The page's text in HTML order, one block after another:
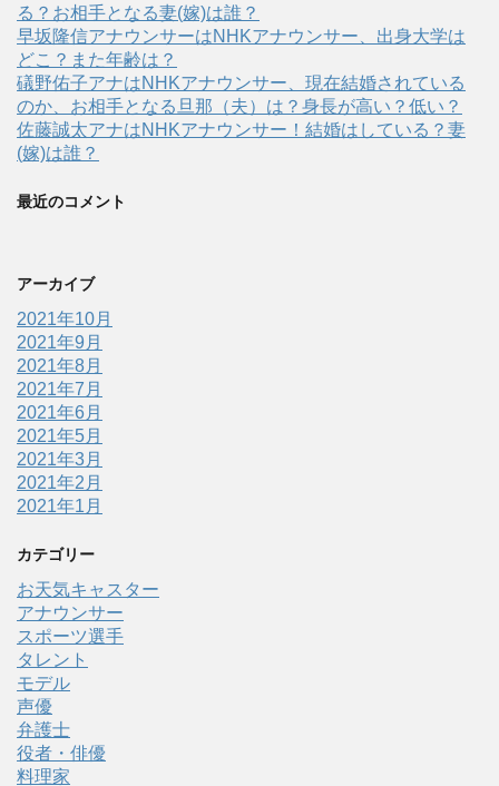
る？お相手となる妻(嫁)は誰？
早坂隆信アナウンサーはNHKアナウンサー、出身大学は
どこ？また年齢は？
礒野佑子アナはNHKアナウンサー、現在結婚されている
のか、お相手となる旦那（夫）は？身長が高い？低い？
佐藤誠太アナはNHKアナウンサー！結婚はしている？妻
(嫁)は誰？
最近のコメント
アーカイブ
2021年10月
2021年9月
2021年8月
2021年7月
2021年6月
2021年5月
2021年3月
2021年2月
2021年1月
カテゴリー
お天気キャスター
アナウンサー
スポーツ選手
タレント
モデル
声優
弁護士
役者・俳優
料理家